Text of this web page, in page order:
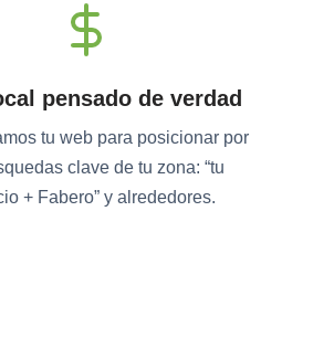
pensado de verdad
tu web para posicionar por
clave de tu zona: “tu
+ Fabero” y alrededores.